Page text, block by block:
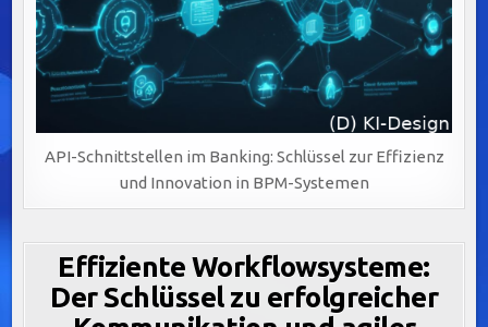
API-Schnittstellen im Banking: Schlüssel zur Effizienz
und Innovation in BPM-Systemen
Effiziente Workflowsysteme:
Der Schlüssel zu erfolgreicher